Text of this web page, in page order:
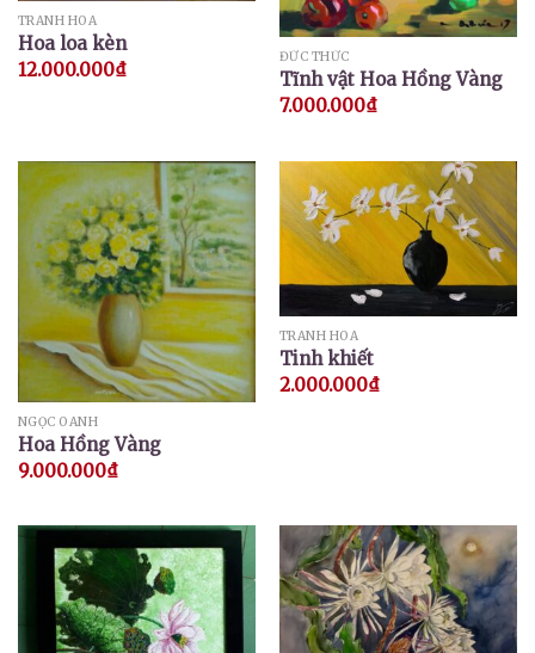
TRANH HOA
Hoa loa kèn
12.000.000₫
ĐỨC THỨC
Tĩnh vật Hoa Hồng Vàng
7.000.000₫
NGỌC OANH
Hoa Hồng Vàng
9.000.000₫
TRANH HOA
Tinh khiết
2.000.000₫